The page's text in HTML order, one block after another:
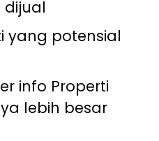
dijual
yang potensial
info Properti
lebih besar